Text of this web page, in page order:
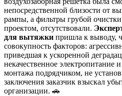
непосредственной близости от
рампы, а фильтры грубой
проектом, отсутствовали.
для вытяжки пришла к выводу,
совокупность факторов:
приведшая к ускоренной
некачественное электропитание
монтажа подрядчиком, не
заключения заказчик взыскал
организации. 🚗